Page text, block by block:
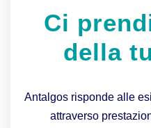
Ci
della
Antalgos risponde alle
attraverso